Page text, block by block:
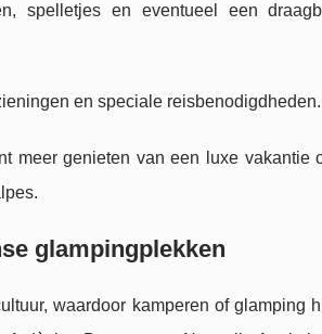
spelletjes en eventueel een
en speciale reisbenodigdheden.
meer genieten van een luxe vakantie
glampingplekken
waardoor kamperen of glamping